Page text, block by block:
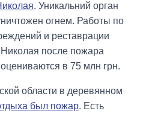
. Уникальний орган
огнем. Работы по
и реставрации
Николая после пожара
в 75 млн грн.
области в деревянном
был пожар. Есть